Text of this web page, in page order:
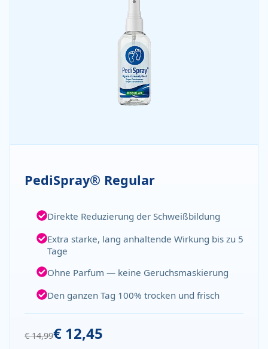
PediSpray® Regular
Direkte Reduzierung der Schweißbildung
Extra starke, lang anhaltende Wirkung bis zu 5
Tage
Ohne Parfum — keine Geruchsmaskierung
Den ganzen Tag 100% trocken und frisch
€ 14,99€ 12,45